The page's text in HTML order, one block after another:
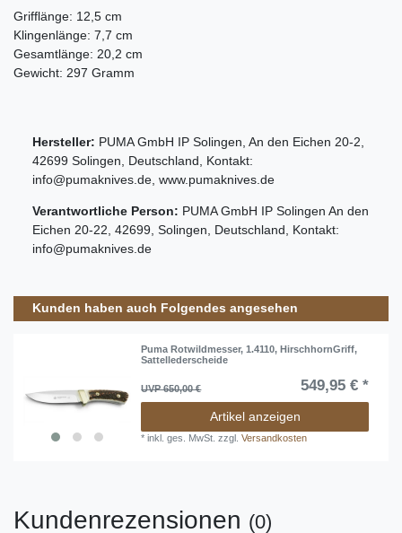
Grifflänge: 12,5 cm
Klingenlänge: 7,7 cm
Gesamtlänge: 20,2 cm
Gewicht: 297 Gramm
Hersteller: PUMA GmbH IP Solingen An den Eichen 20-2
42699 Solingen Deutschland , Kontakt:
info@pumaknives.de www.pumaknives.de
Verantwortliche Person: PUMA GmbH IP Solingen An den
Eichen 20-22 42699 Solingen Deutschland , Kontakt:
info@pumaknives.de
Kunden haben auch Folgendes angesehen
Puma Rotwildmesser, 1.4110, HirschhornGriff,
Sattellederscheide
UVP 650,00 € 549,95 € *
Artikel anzeigen
*inkl. ges. MwSt. zzgl.Versandkosten
Kundenrezensionen (0)